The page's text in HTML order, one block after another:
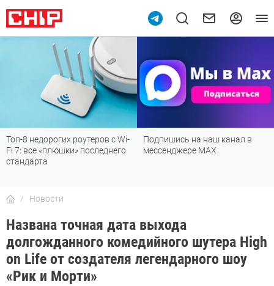
Топ-8 недорогих роутеров с Wi-
Fi 7: все «плюшки» последнего
стандарта
Подпишись на наш канал в
мессенджере МАХ
Новости
Названа точная дата выхода
долгожданного комедийного шутера High
on Life от создателя легендарного шоу
«Рик и Морти»